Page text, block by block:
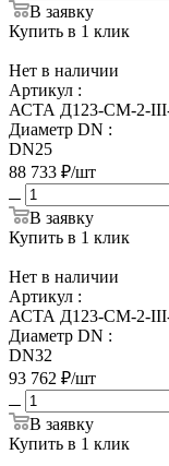
В заявку
Купить в 1 клик
Нет в наличии
Артикул :
АСТА Д123-СМ-2-III-
Диаметр DN :
DN25
88 733 ₽/шт
В заявку
Купить в 1 клик
Нет в наличии
Артикул :
АСТА Д123-СМ-2-III-
Диаметр DN :
DN32
93 762 ₽/шт
В заявку
Купить в 1 клик